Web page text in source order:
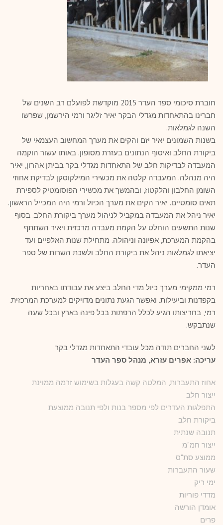
חוברת סיכומי ספר העדר 2015 מוקדשת לפועלם רב השנים של
חברינו בהתאחדות מגדלי הבקר יאיר זליגר ורמי הירשמן, שפרשו
השנה לגמלאות.
בשנות השמונים יאיר יזם והקים את מערך המחשוב העצמאי של
ביקורת החלב ואיסוף הנתונים בעזרת מסופון. באותו עשור הוקמה
המעבדה לבדיקות חלב של התאחדות מגדלי בקר בביתן אהרון, יאיר
היה מנהלה. המעבדה קלטה את מכשירי המילקוסקן לבדיקת אחוזי
השומן החלבון והלקטוז, ובהמשך את מכשירי הפוסומטיק לספירת
תאים סומטיים. יאיר הקים את מערך הכיול ורמי היה המכייל הראשון.
יאיר ניהל את המעבדה במקביל לניהול מערך ביקורת החלב. בסוף
שנות התשעים הוחלט על הקמת מעבדה מרכזית ויאיר השתתף
בהקמת המערכת, אפיונה וניהולה. מתחילת שנות האלפיים ועד
יציאתו לגמלאות ניהל את ביקורת החלב ולשכת השרות של ספר
העדר.
רמי ממקימי מערך כיול מדי החלב ביצע את עבודתו באחריות
בקפדנות וביעילות. ואפשר הגעת נתונים מדויקים למערכת המרכזית.
רמי, בחריצותו הגיע לכלל הרפתות בכל פינה בארץ ובכל שעה
שנתבקש.
לשני החברים תודה מכל עובדי התאחדות מגדלי בקר
עריכה: אפרים עזרא, מנהל ספר העדר
אחוז התעברות, המלטה קשה בעגלות בשימוש זרמה ממוינת
ייצור חלב
התפלגות העדרים לפי מספר בנות ולפי תנובה ממוצעת
ביקורת חלב
תנובה שנתית
ייצור חמ"מ
ממוצע סת"ס
שעור התעברות
ימי ריק
מדדי פוריות
אומדן הורשה
פרים